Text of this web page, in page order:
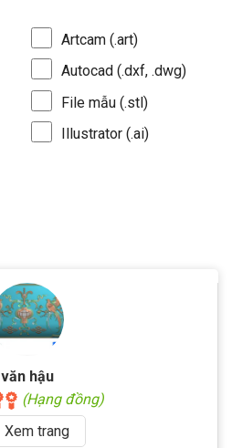
Artcam (.art)
Autocad (.dxf, .dwg)
File mẫu (.stl)
Illustrator (.ai)
văn hậu
(Hạng đồng)
Xemtrang